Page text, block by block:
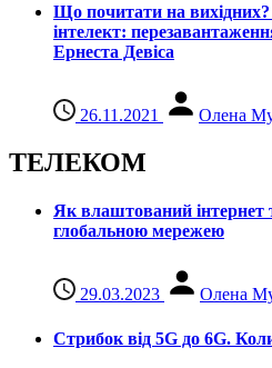
Що почитати на
інтелект:
Ернеста Девіса
26.11.2021 Олена
ТЕЛЕКОМ
Як влаштований інтернет
глобальною мережею
29.03.2023 Олена
Стрибок від 5G до 6G.